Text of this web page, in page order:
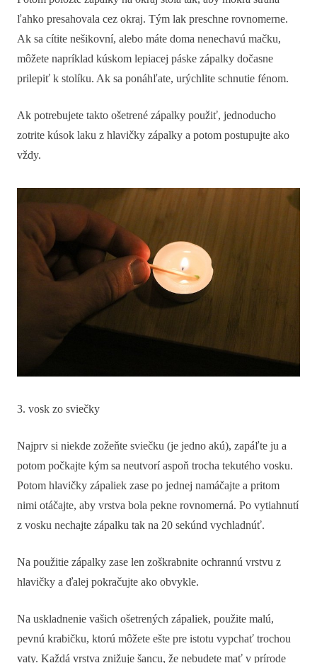
ľahko presahovala cez okraj. Tým lak preschne rovnomerne.
Ak sa cítite nešikovní, alebo máte doma nenechavú mačku,
môžete napríklad kúskom lepiacej páske zápalky dočasne
prilepiť k stolíku. Ak sa ponáhľate, urýchlite schnutie fénom.
Ak potrebujete takto ošetrené zápalky použiť, jednoducho
zotrite kúsok laku z hlavičky zápalky a potom postupujte ako
vždy.
3. vosk zo sviečky
Najprv si niekde zožeňte sviečku (je jedno akú), zapáľte ju a
potom počkajte kým sa neutvorí aspoň trocha tekutého vosku.
Potom hlavičky zápaliek zase po jednej namáčajte a pritom
nimi otáčajte, aby vrstva bola pekne rovnomerná. Po vytiahnutí
z vosku nechajte zápalku tak na 20 sekúnd vychladnúť.
Na použitie zápalky zase len zoškrabnite ochrannú vrstvu z
hlavičky a ďalej pokračujte ako obvykle.
Na uskladnenie vašich ošetrených zápaliek, použite malú,
pevnú krabičku, ktorú môžete ešte pre istotu vypchať trochou
vaty. Každá vrstva znižuje šancu, že nebudete mať v prírode